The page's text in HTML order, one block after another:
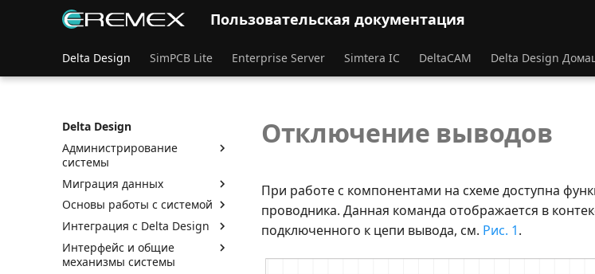
Пользовательская документация
Delta Design SimPCB Lite Enterprise Server Simtera IC DeltaCAM Delta Design
Delta Design
Администрирование
системы
Миграция данных
Основы работы с системой
Интеграция с Delta Design
Интерфейс и общие
механизмы системы
Отключение выводов
При работе с компонентами на схеме доступна
проводника. Данная команда отображается в
подключенного к цепи вывода, см. Рис. 1.